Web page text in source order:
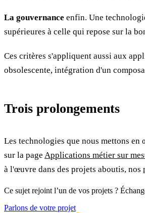
La gouvernance enfin. Une
supérieures à celle qui repose sur la
Ces critères s'appliquent aussi aux
obsolescente, intégration d'un
Trois prolongements
Les technologies que nous mettons
sur la page Applications métier sur
à l'œuvre dans des projets aboutis, nos
Ce sujet rejoint l’un de vos projets ?
Parlons de votre projet